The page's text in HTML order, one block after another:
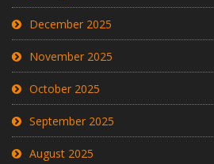
December 2025
November 2025
October 2025
September 2025
August 2025